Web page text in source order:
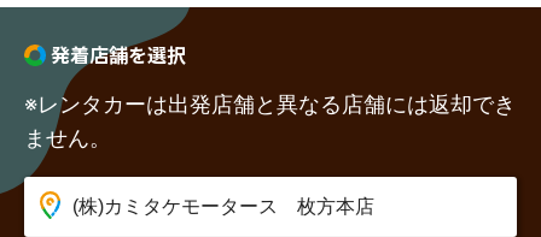
発着店舗を選択
※レンタカーは出発店舗と異なる店舗には返却でき
ません。